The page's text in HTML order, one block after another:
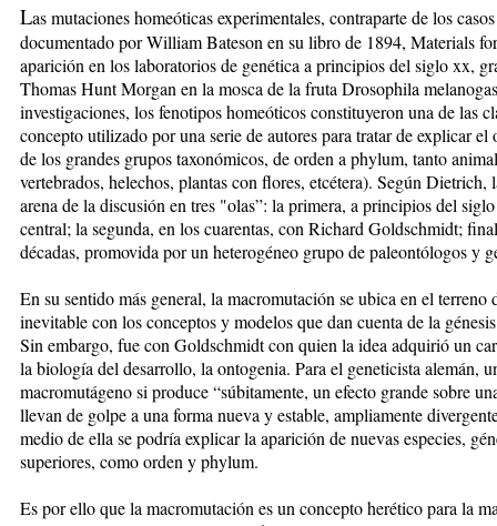
Las mutaciones homeóticas experimentales, contraparte de los
documentado por William Bateson en su libro de 1894, Materials
aparición en los laboratorios de genética a principios del siglo xx,
Thomas Hunt Morgan en la mosca de la fruta Drosophila
investigaciones, los fenotipos homeóticos constituyeron una de las
concepto utilizado por una serie de autores para tratar de explicar
de los grandes grupos taxonómicos, de orden a phylum, tanto
vertebrados, helechos, plantas con flores, etcétera). Según
arena de la discusión en tres "olas”: la primera, a principios del
central; la segunda, en los cuarentas, con Richard Goldschmidt;
décadas, promovida por un heterogéneo grupo de paleontólogos y
En su sentido más general, la macromutación se ubica en el terreno
inevitable con los conceptos y modelos que dan cuenta de la
Sin embargo, fue con Goldschmidt con quien la idea adquirió un
la biología del desarrollo, la ontogenia. Para el geneticista alemán,
macromutágeno si produce “súbitamente, un efecto grande sobre
llevan de golpe a una forma nueva y estable, ampliamente
medio de ella se podría explicar la aparición de nuevas especies,
superiores, como orden y phylum.
Es por ello que la macromutación es un concepto herético para la